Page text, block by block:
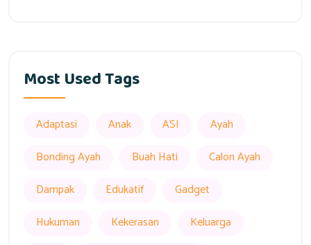
Most Used Tags
Adaptasi Anak ASI
Ayah
Bonding Ayah
Buah Hati
Calon Ayah
Dampak
Edukatif
Gadget
Hukuman
Kekerasan
Keluarga